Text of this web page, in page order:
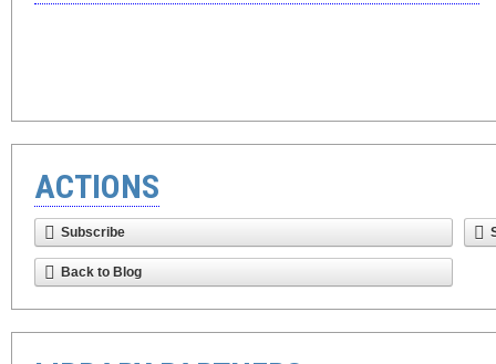
ACTIONS
Subscribe
Back to Blog